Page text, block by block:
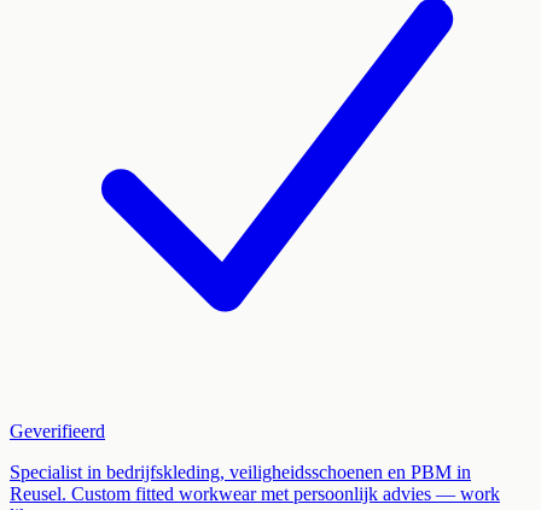
Geverifieerd
Specialist in bedrijfskleding, veiligheidsschoenen en PBM in
Reusel. Custom fitted workwear met persoonlijk advies — work